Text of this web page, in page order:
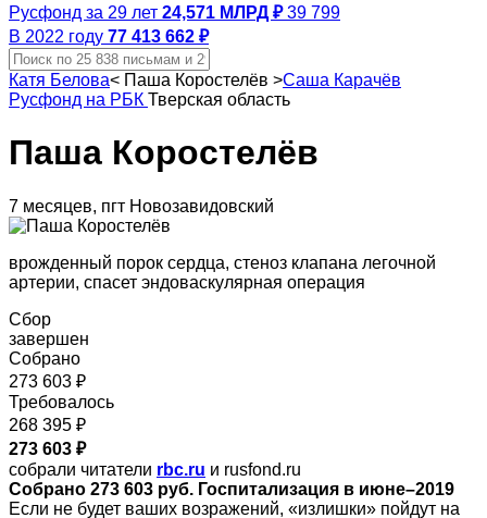
Русфонд за 29 лет 24,571 МЛРД ₽ 39 799
В 2022 году 77 413 662 ₽
Катя Белова< Паша Коростелёв >Саша Карачёв
Русфонд на РБК Тверская область
Паша Коростелёв
7 месяцев, пгт Новозавидовский
врожденный порок сердца, стеноз клапана легочной
артерии, спасет эндоваскулярная операция
Сбор
завершен
Собрано
273 603 ₽
Требовалось
268 395 ₽
273 603 ₽
собрали читатели rbc.ru и rusfond.ru
Собрано 273 603 руб. Госпитализация в июне–2019
Если не будет ваших возражений, «излишки» пойдут на